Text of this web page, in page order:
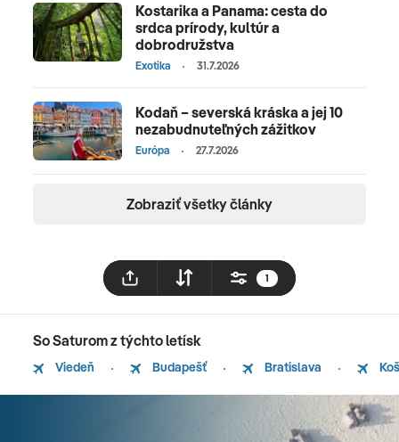
Kostarika a Panama: cesta do
srdca prírody, kultúr a
dobrodružstva
Exotika 31.7.2026
Kodaň – severská kráska a jej 10
nezabudnuteľných zážitkov
Európa 27.7.2026
Zobraziť všetky články
1
So Saturom z týchto letísk
Viedeň Budapešť Bratislava